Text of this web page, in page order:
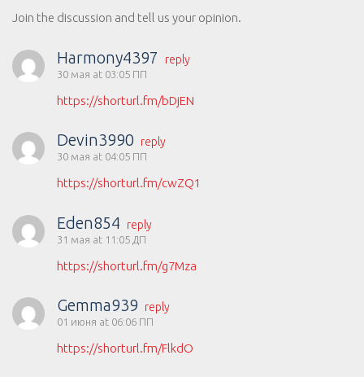
Join the discussion and tell us your opinion.
Harmony4397 reply
30 мая at 03:05 ПП
https://shorturl.fm/bDjEN
Devin3990 reply
30 мая at 04:05 ПП
https://shorturl.fm/cwZQ1
Eden854 reply
31 мая at 11:05 ДП
https://shorturl.fm/g7Mza
Gemma939 reply
01 июня at 06:06 ПП
https://shorturl.fm/FlkdO